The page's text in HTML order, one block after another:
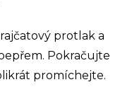
protlak a
Pokračujte
promíchejte.